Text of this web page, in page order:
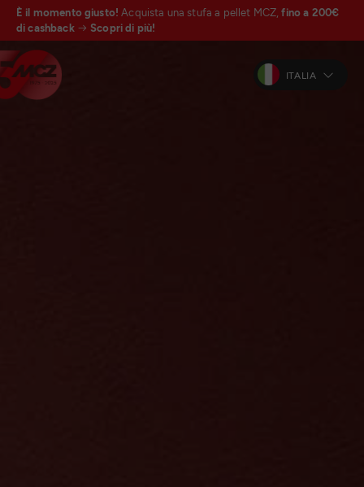
È il momento giusto! Acquista una stufa a pellet MCZ, fino a 200€
di cashback
Scopri di più!
ITALIA